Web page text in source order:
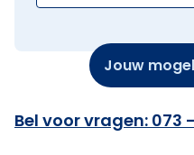
Jouw
Bel voor vragen: 073